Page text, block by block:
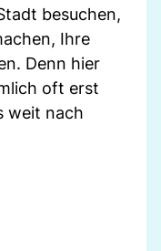
besuchen,
Ihre
Denn hier
oft erst
weit nach